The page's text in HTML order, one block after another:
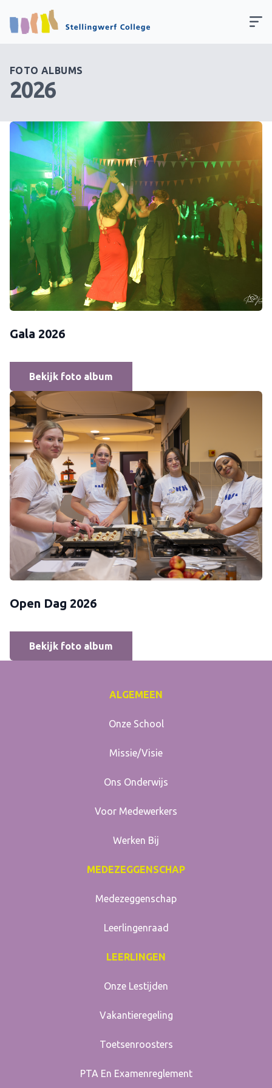
FOTO ALBUMS
2026
Gala 2026
Bekijk foto album
Open Dag 2026
Bekijk foto album
ALGEMEEN
Onze School
Missie/Visie
Ons Onderwijs
Voor Medewerkers
Werken Bij
MEDEZEGGENSCHAP
Medezeggenschap
Leerlingenraad
LEERLINGEN
Onze Lestijden
Vakantieregeling
Toetsenroosters
PTA En Examenreglement